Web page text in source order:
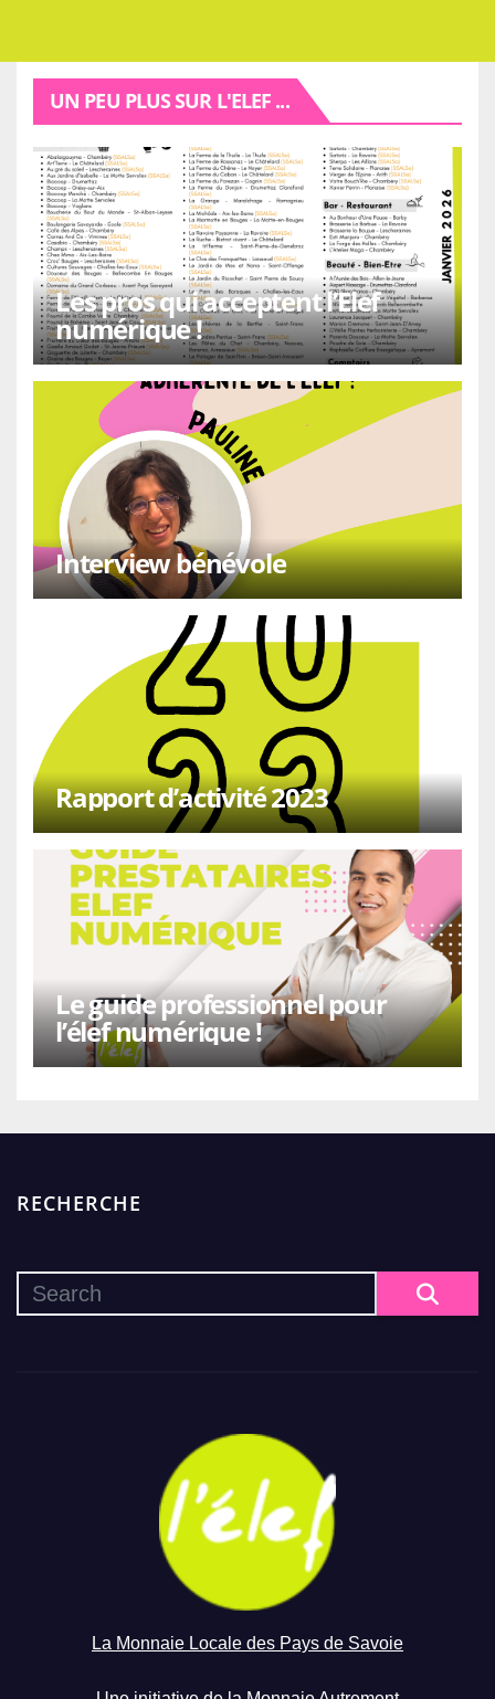
UN PEU PLUS SUR L'ELEF ...
Les pros qui acceptent l’Elef
numérique !
Interview bénévole
Rapport d’activité 2023
Le guide professionnel pour
l’élef numérique !
RECHERCHE
La Monnaie Locale des Pays de Savoie